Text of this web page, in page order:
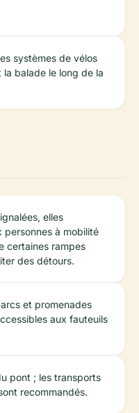
systèmes de vélos
balade le long de la
elles
personnes à mobilité
certaines rampes
des détours.
et promenades
aux fauteuils
pont ; les transports
recommandés.